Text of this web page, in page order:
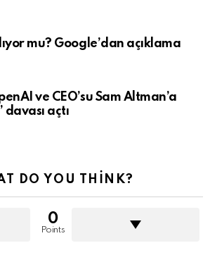
mu? Google’dan açıklama
ve CEO’su Sam Altman’a
açtı
DO YOU THINK?
0
Points